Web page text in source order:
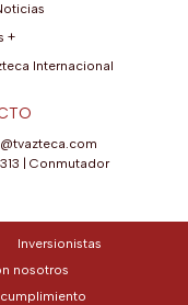
+
Internacional
Conmutador
Inversionistas
nosotros